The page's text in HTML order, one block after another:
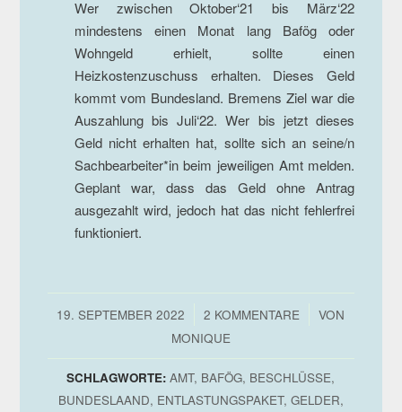
Wer zwischen Oktober‘21 bis März‘22
mindestens einen Monat lang Bafög oder
Wohngeld erhielt, sollte einen
Heizkostenzuschuss erhalten. Dieses Geld
kommt vom Bundesland. Bremens Ziel war die
Auszahlung bis Juli‘22. Wer bis jetzt dieses
Geld nicht erhalten hat, sollte sich an seine/n
Sachbearbeiter*in beim jeweiligen Amt melden.
Geplant war, dass das Geld ohne Antrag
ausgezahlt wird, jedoch hat das nicht fehlerfrei
funktioniert.
19. SEPTEMBER 2022
/ 2 KOMMENTARE
/
VON
MONIQUE
SCHLAGWORTE: AMT, BAFÖG, BESCHLÜSSE,
BUNDESLAAND, ENTLASTUNGSPAKET, GELDER,